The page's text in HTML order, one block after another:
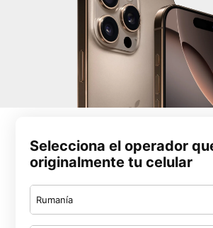
Selecciona el operador
originalmente tu celular
Rumanía